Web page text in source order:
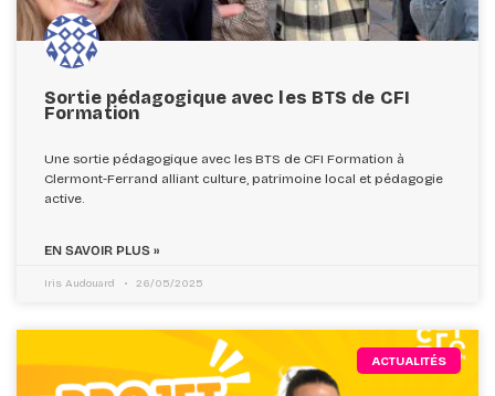
Sortie pédagogique avec les BTS de CFI
Formation
Une sortie pédagogique avec les BTS de CFI Formation à
Clermont-Ferrand alliant culture, patrimoine local et pédagogie
active.
EN SAVOIR PLUS »
Iris Audouard 26/05/2025
ACTUALITÉS